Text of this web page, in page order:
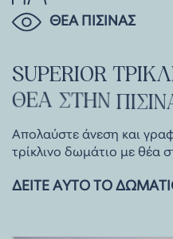
ΘΕΑ ΠΙΣΙΝΑΣ
SUPERIOR
ΘΕΑ ΣΤΗΝ
Απολαύστε άνεση και
τρίκλινο δωμάτιο με θέα
ΔΕΊΤΕ ΑΥΤΌ ΤΟ